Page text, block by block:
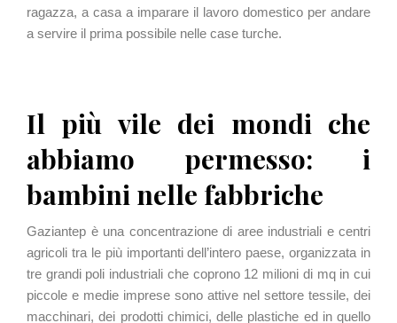
ragazza, a casa a imparare il lavoro domestico per andare
a servire il prima possibile nelle case turche.
Il più vile dei mondi che
abbiamo permesso: i
bambini nelle fabbriche
Gaziantep è una concentrazione di aree industriali e centri
agricoli tra le più importanti dell’intero paese, organizzata in
tre grandi poli industriali che coprono 12 milioni di mq in cui
piccole e medie imprese sono attive nel settore tessile, dei
macchinari, dei prodotti chimici, delle plastiche ed in quello